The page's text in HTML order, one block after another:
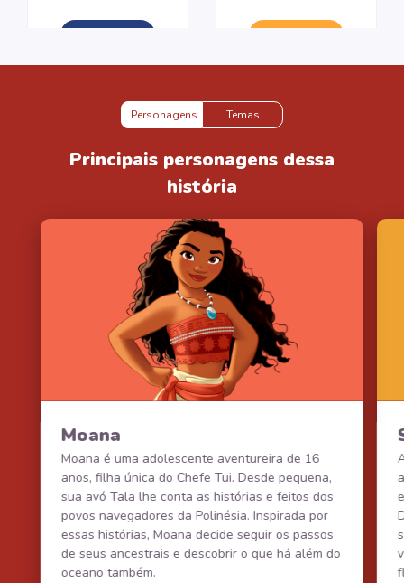
Personagens Temas
Principais personagens dessa
história
Moana
Moana é uma adolescente aventureira de 16
anos, filha única do Chefe Tui. Desde pequena,
sua avó Tala lhe conta as histórias e feitos dos
povos navegadores da Polinésia. Inspirada por
essas histórias, Moana decide seguir os passos
de seus ancestrais e descobrir o que há além do
oceano também.